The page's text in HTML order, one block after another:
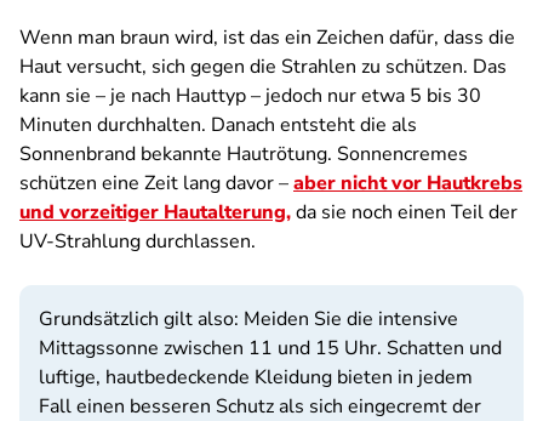
Wenn man braun wird, ist das ein Zeichen dafür, dass die
Haut versucht, sich gegen die Strahlen zu schützen. Das
kann sie – je nach Hauttyp – jedoch nur etwa 5 bis 30
Minuten durchhalten. Danach entsteht die als
Sonnenbrand bekannte Hautrötung. Sonnencremes
schützen eine Zeit lang davor –aber nicht vor Hautkrebs
und vorzeitiger Hautalterung,da sie noch einen Teil der
UV-Strahlung durchlassen.
Grundsätzlich gilt also: Meiden Sie die intensive
Mittagssonne zwischen 11 und 15 Uhr. Schatten und
luftige, hautbedeckende Kleidung bieten in jedem
Fall einen besseren Schutz als sich eingecremt der